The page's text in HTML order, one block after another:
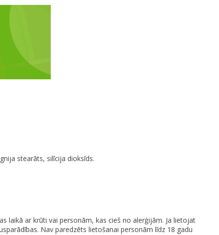
stearāts, silīcija dioksīds.
laikā ar krūti vai personām, kas cieš no alerģijām. Ja lietojat
Nav paredzēts lietošanai personām līdz 18 gadu